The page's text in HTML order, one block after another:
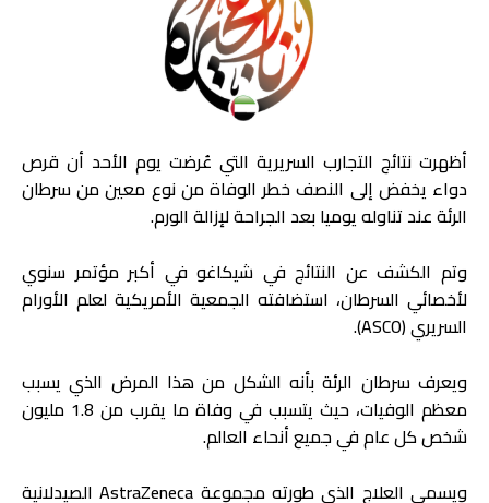
أظهرت نتائج التجارب السريرية التي عُرضت يوم الأحد أن قرص
دواء يخفض إلى النصف خطر الوفاة من نوع معين من سرطان
الرئة عند تناوله يوميا بعد الجراحة لإزالة الورم.
وتم الكشف عن النتائج في شيكاغو في أكبر مؤتمر سنوي
لأخصائي السرطان، استضافته الجمعية الأمريكية لعلم الأورام
السريري (ASCO).
ويعرف سرطان الرئة بأنه الشكل من هذا المرض الذي يسبب
معظم الوفيات، حيث يتسبب في وفاة ما يقرب من 1.8 مليون
شخص كل عام في جميع أنحاء العالم.
ويسمى العلاج الذي طورته مجموعة AstraZeneca الصيدلانية